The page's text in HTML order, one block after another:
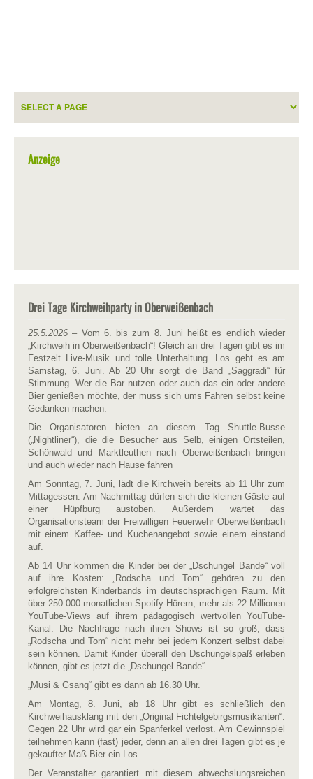
Anzeige
Drei Tage Kirchweihparty in Oberweißenbach
25.5.2026 – Vom 6. bis zum 8. Juni heißt es endlich wieder
„Kirchweih in Oberweißenbach“! Gleich an drei Tagen gibt es im
Festzelt Live-Musik und tolle Unterhaltung. Los geht es am
Samstag, 6. Juni. Ab 20 Uhr sorgt die Band „Saggradi“ für
Stimmung. Wer die Bar nutzen oder auch das ein oder andere
Bier genießen möchte, der muss sich ums Fahren selbst keine
Gedanken machen.
Die Organisatoren bieten an diesem Tag Shuttle-Busse
(„Nightliner“), die die Besucher aus Selb, einigen Ortsteilen,
Schönwald und Marktleuthen nach Oberweißenbach bringen
und auch wieder nach Hause fahren
Am Sonntag, 7. Juni, lädt die Kirchweih bereits ab 11 Uhr zum
Mittagessen. Am Nachmittag dürfen sich die kleinen Gäste auf
einer Hüpfburg austoben. Außerdem wartet das
Organisationsteam der Freiwilligen Feuerwehr Oberweißenbach
mit einem Kaffee- und Kuchenangebot sowie einem einstand
auf.
Ab 14 Uhr kommen die Kinder bei der „Dschungel Bande“ voll
auf ihre Kosten: „Rodscha und Tom“ gehören zu den
erfolgreichsten Kinderbands im deutschsprachigen Raum. Mit
über 250.000 monatlichen Spotify-Hörern, mehr als 22 Millionen
YouTube-Views auf ihrem pädagogisch wertvollen YouTube-
Kanal. Die Nachfrage nach ihren Shows ist so groß, dass
„Rodscha und Tom“ nicht mehr bei jedem Konzert selbst dabei
sein können. Damit Kinder überall den Dschungelspaß erleben
können, gibt es jetzt die „Dschungel Bande“.
„Musi & Gsang“ gibt es dann ab 16.30 Uhr.
Am Montag, 8. Juni, ab 18 Uhr gibt es schließlich den
Kirchweihausklang mit den „Original Fichtelgebirgsmusikanten“.
Gegen 22 Uhr wird gar ein Spanferkel verlost. Am Gewinnspiel
teilnehmen kann (fast) jeder, denn an allen drei Tagen gibt es je
gekaufter Maß Bier ein Los.
Der Veranstalter garantiert mit diesem abwechslungsreichen